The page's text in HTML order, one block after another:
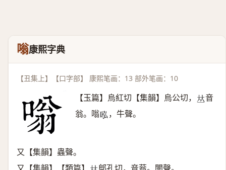
嗡康熙字典
【丑集上】【口字部】 康熙笔画：13 部外笔画：10
【玉篇】烏紅切【集韻】烏公切， 𠀤音
翁。嗡𠰈 ，牛聲。
又【集韻】蟲聲。